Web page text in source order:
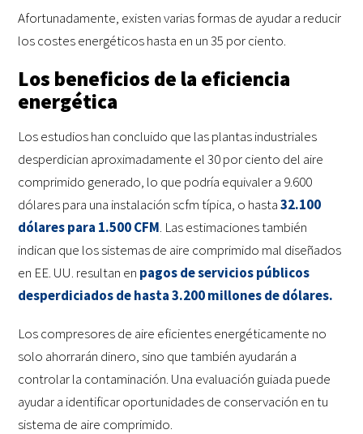
Afortunadamente, existen varias formas de ayudar a reducir
los costes energéticos hasta en un 35 por ciento.
Los beneficios de la eficiencia
energética
Los estudios han concluido que las plantas industriales
desperdician aproximadamente el 30 por ciento del aire
comprimido generado, lo que podría equivaler a 9.600
dólares para una instalación scfm típica, o hasta32.100
dólares para 1.500 CFM. Las estimaciones también
indican que los sistemas de aire comprimido mal diseñados
en EE. UU. resultan en pagos de servicios públicos
desperdiciados de hasta 3.200 millones de dólares.
Los compresores de aire eficientes energéticamente no
solo ahorrarán dinero, sino que también ayudarán a
controlar la contaminación. Una evaluación guiada puede
ayudar a identificar oportunidades de conservación en tu
sistema de aire comprimido.